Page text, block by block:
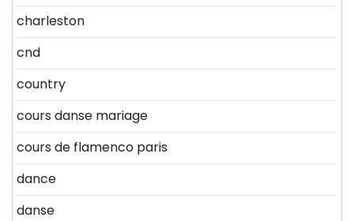
charleston
cnd
country
cours danse mariage
cours de flamenco paris
dance
danse